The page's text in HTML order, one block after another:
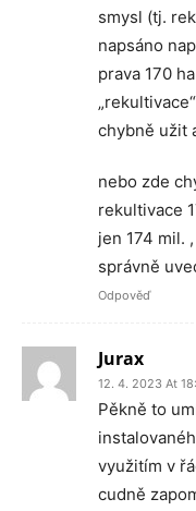
smysl (tj.
napsáno
prava 170
chybně užit
nebo zde
rekultivace
jen 174 mil.
správně
Odpověď
Jurax
12. 4. 2023 At
Pěkně to
využitím v
cudně